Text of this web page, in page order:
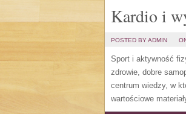
Kardio i
POSTED BY ADMIN
Sport i aktywność
zdrowie, dobre
centrum wiedzy, w
wartościowe